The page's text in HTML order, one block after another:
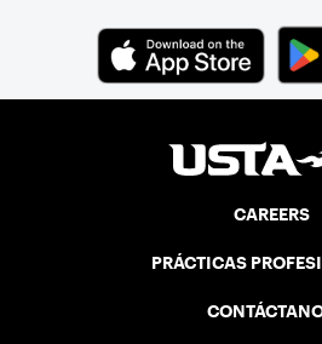
CAREERS
PRÁCTICAS